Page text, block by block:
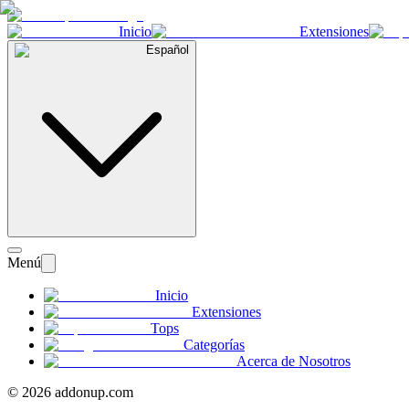
Inicio Extensiones
Español
Menú
Inicio
Extensiones
Tops
Categorías
Acerca de Nosotros
© 2026 addonup.com